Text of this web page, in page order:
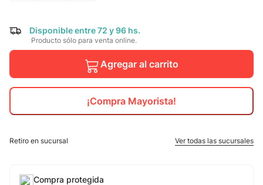
Disponible entre 72 y 96 hs.
Producto sólo para venta online.
Agregar al carrito
¡Compra Mayorista!
Retiro en sucursal Ver todas las sucursales
Compra protegida